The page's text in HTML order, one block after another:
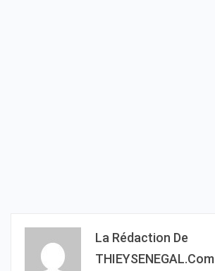
La Rédaction De
THIEYSENEGAL.com